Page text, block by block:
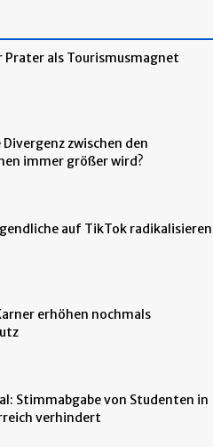
Prater als Tourismusmagnet
zwischen den
immer größer wird?
auf TikTok radikalisieren
erhöhen nochmals
Stimmabgabe von Studenten in
verhindert